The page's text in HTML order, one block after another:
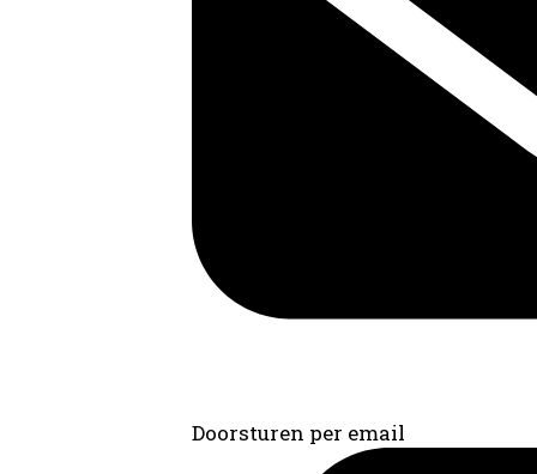
Doorsturen per email